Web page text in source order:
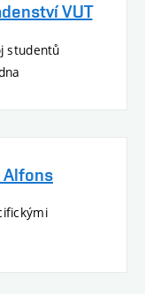
VUT
studentů
Alfons